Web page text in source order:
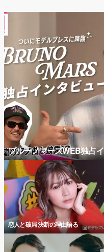
ブルーノマーズWEB独占
恋人と破局 決断の理由語る